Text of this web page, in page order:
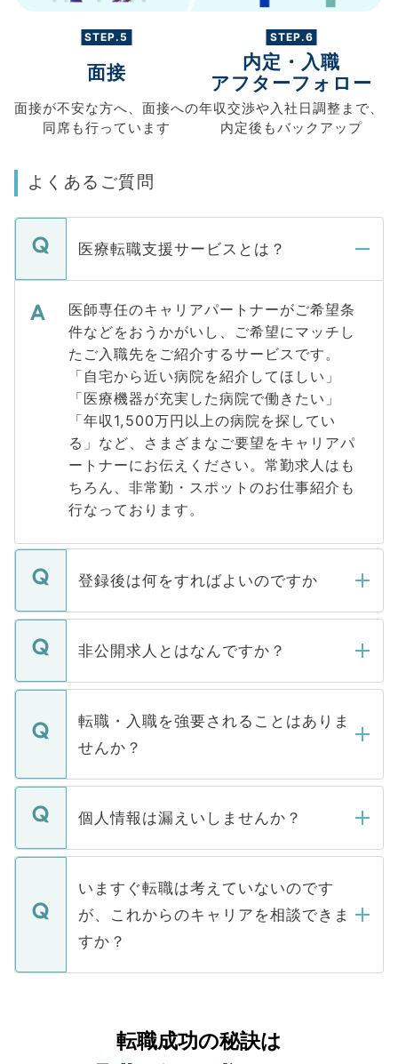
STEP.5
面接
面接が不安な方へ、 面接への
同席も行っています
STEP.6
内定・入職
アフターフォロー
年収交渉や入社日調整まで、
内定後もバックアップ
よくあるご質問
医療転職支援サービスとは？
医師専任のキャリアパートナーがご希望条
件などをおうかがいし、ご希望にマッチし
たご入職先をご紹介するサービスです。
「自宅から近い病院を紹介してほしい」
「医療機器が充実した病院で働きたい」
「年収1,500万円以上の病院を探してい
る」など、さまざまなご要望をキャリアパ
ートナーにお伝えください。常勤求人はも
ちろん、非常勤・スポットのお仕事紹介も
行なっております。
登録後は何をすればよいのですか
ご登録いただきましたら、弊社担当者がご
登録内容を確認し、その後メールもしくは
ます。通常、5営業日以内にはご連絡をせて
いただきますので、しばらくお待ちくださ
非公開求人とはなんですか？
マイナビDOCTORで取り扱っている求人の
うち約3割は、Webサイトからご覧いただ
けない「非公開求人」です。非公開求人は
下記の理由によって、一般には公開してい
ません。
■応募殺到を避けるため 人気のある医療機
関を公にしてしまうと、応募が殺到する場
に、医療機関が求める条件に合った人材の
みを人材紹介会社に依頼するケースが増え
ています。
転職・入職を強要されることはありま
せんか？
転職・入職を強要することは一切ありませ
ん。また、仮に応募先から内定をいただい
定を承諾する必要はありません。内定先へ
の辞退の連絡はキャリアパートナーが行い
個人情報は漏えいしませんか？
個人情報が漏えいすることはありませんの
で、ご安心ください。当サイトからの登録
などで収集したご登録者様の個人情報は、
ご本人のキャリアアップおよび転職活動の
支援を目的に使用いたします。お預かりし
ているすべての個人データはご本人の許可
は、個人情報の取り扱いについての厳密な
いますぐ転職は考えていないのです
が、これからのキャリアを相談できま
すか？
かがいして、現在の医療機関の状況や紹介
経験をまじえながら、適切なアドバイスを
転職成功の秘訣は